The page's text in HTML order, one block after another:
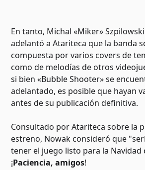
En tanto, Michal «Miker»
adelantó a Atariteca que la banda
compuesta por varios covers de
como de melodías de otros
si bien «Bubble Shooter» se
adelantado, es posible que hayan
antes de su publicación definitiva.
Consultado por Atariteca sobre la
estreno, Nowak consideró que
tener el juego listo para la Navidad
¡Paciencia, amigos!